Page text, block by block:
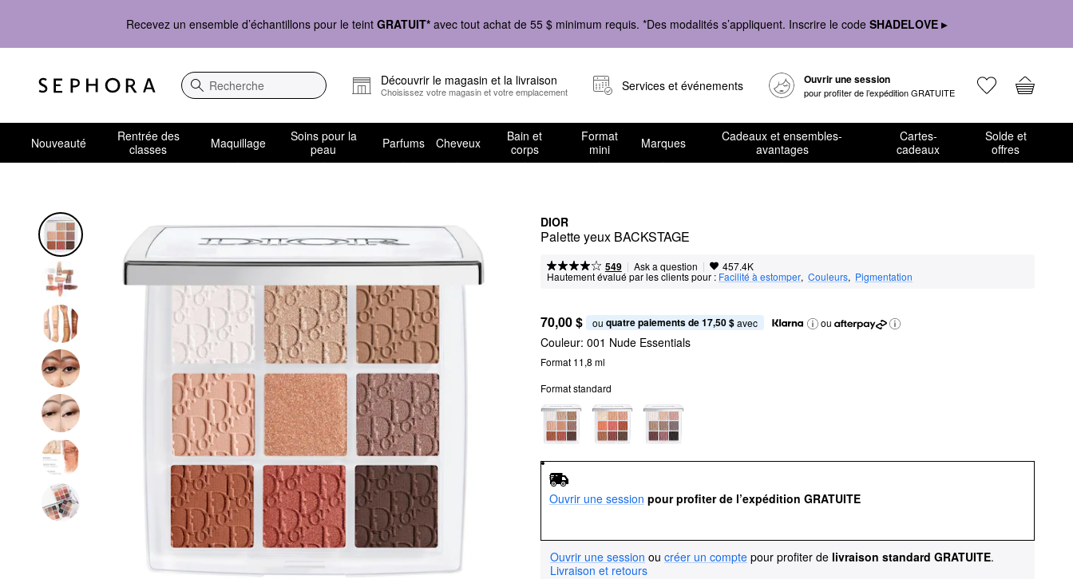
Recevez un ensemble d’échantillons pour le teint GRATUIT* avec tout achat de 55 $ minimum requis. *Des modalités s’appliquent. Inscrire le code SHADELOVE ▸
Recherche
Découvrir le magasin et la livraison
Choisissez votre magasin et votre emplacement Services et événements Ouvrir une session
pour profiter de l’expédition GRATUITE
Nouveauté
Rentrée des
classes
Maquillage
Soins pour la
peau
Parfums Cheveux
Bain et
corps
Format
mini
Marques
Cadeaux et ensembles-
avantages
Cartes-
cadeaux
Solde et
offres
DIOR
Palette yeux BACKSTAGE
549 | Ask a question | 457.4K
Hautement évalué par les clients pour : Facilité à estomper, Couleurs, Pigmentation
70,00 $ ou quatre paiements de 17,50 $ avec ou
Couleur: 001 Nude Essentials
Format 11,8 ml
Format standard
Ouvrir une session pour profiter de l’expédition GRATUITE
Ouvrir une session ou créer un compte pour profiter de livraison standard GRATUITE.
Livraison et retours